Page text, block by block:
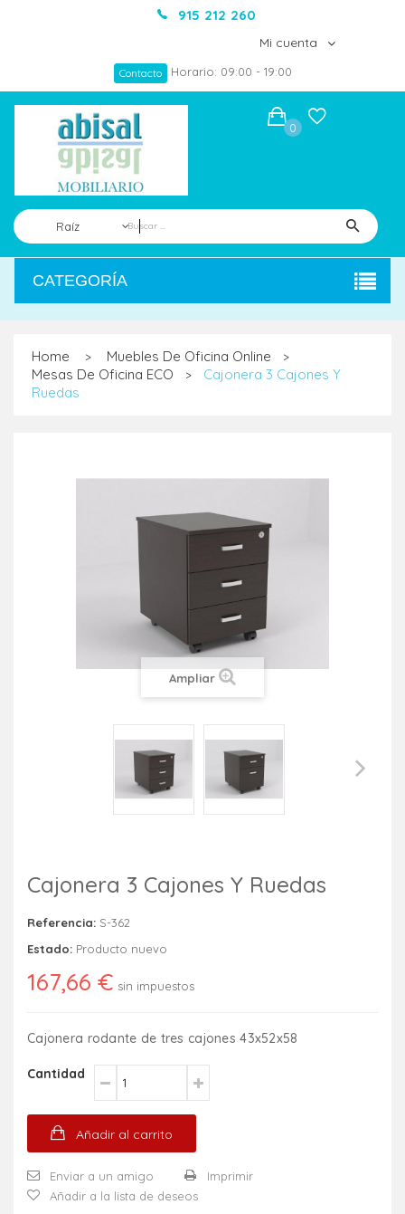
915 212 260
Mi cuenta
Contacto Horario: 09:00 - 19:00
Raíz
0
CATEGORÍA
Home > Muebles De Oficina Online >
Mesas De Oficina ECO >
Cajonera 3 Cajones Y
Ruedas
Ampliar
Cajonera 3 Cajones Y Ruedas
Referencia: S-362
Estado: Producto nuevo
167,66 € sin impuestos
Cajonera rodante de tres cajones 43x52x58
Cantidad
Añadir al carrito
Enviar a un amigo
Imprimir
Añadir a la lista de deseos